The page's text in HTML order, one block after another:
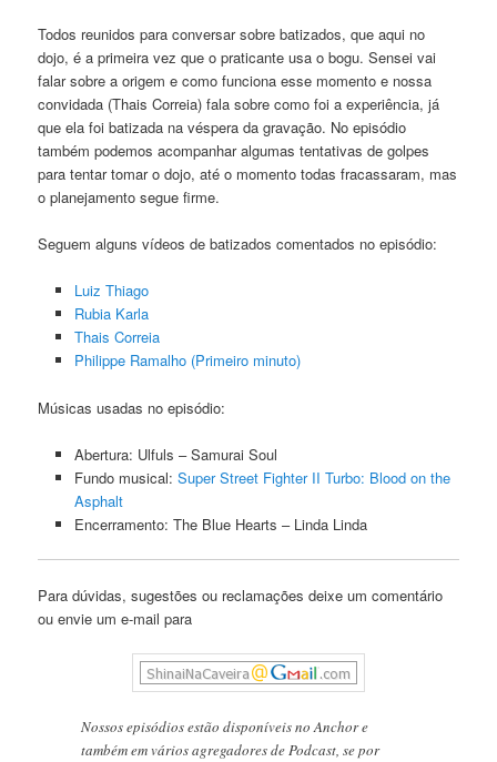
Todos reunidos para conversar sobre batizados, que aqui no
dojo, é a primeira vez que o praticante usa o bogu. Sensei vai
falar sobre a origem e como funciona esse momento e nossa
convidada (Thais Correia) fala sobre como foi a experiência, já
que ela foi batizada na véspera da gravação. No episódio
também podemos acompanhar algumas tentativas de golpes
para tentar tomar o dojo, até o momento todas fracassaram, mas
o planejamento segue firme.
Seguem alguns vídeos de batizados comentados no episódio:
Luiz Thiago
Rubia Karla
Thais Correia
Philippe Ramalho (Primeiro minuto)
Músicas usadas no episódio:
Abertura: Ulfuls – Samurai Soul
Fundo musical: Super Street Fighter II Turbo: Blood on the
Asphalt
Encerramento: The Blue Hearts – Linda Linda
Para dúvidas, sugestões ou reclamações deixe um comentário
ou envie um e-mail para
Nossos episódios estão disponíveis no Anchor e
também em vários agregadores de Podcast, se por